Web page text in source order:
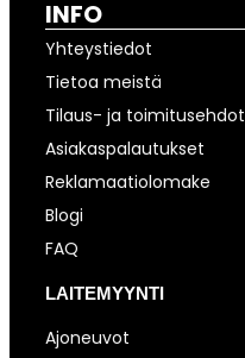
INFO
Yhteystiedot
Tietoa meistä
Tilaus- ja toimitusehdot
Asiakaspalautukset
Reklamaatiolomake
Blogi
FAQ
LAITEMYYNTI
Ajoneuvot